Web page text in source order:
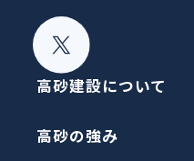
高砂建設について
高砂の強み